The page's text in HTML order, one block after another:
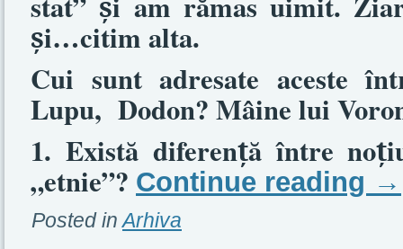
și…citim alta.
Cui sunt adresate aceste
Lupu, Dodon? Mâine lui
1. Există diferență între noț
„etnie”? Continue reading →
Posted in Arhiva